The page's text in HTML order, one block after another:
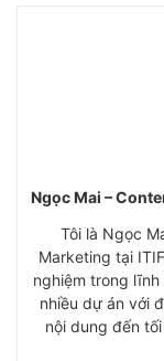
Ngọc Mai –
Tôi là Ngọc
Marketing tại
nghiệm trong
nhiều dự án với
nội dung đến